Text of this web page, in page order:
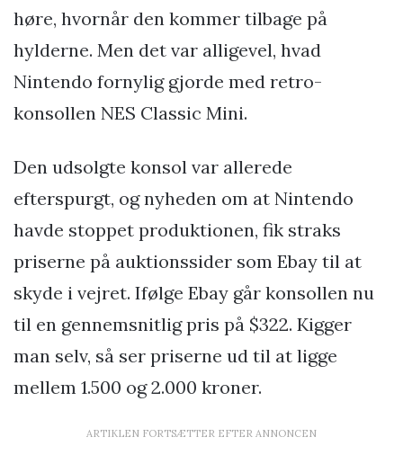
høre, hvornår den kommer tilbage på
hylderne. Men det var alligevel, hvad
Nintendo fornylig gjorde med retro-
konsollen NES Classic Mini.
Den udsolgte konsol var allerede
efterspurgt, og nyheden om at Nintendo
havde stoppet produktionen, fik straks
priserne på auktionssider som Ebay til at
skyde i vejret. Ifølge Ebay går konsollen nu
til en gennemsnitlig pris på $322. Kigger
man selv, så ser priserne ud til at ligge
mellem 1.500 og 2.000 kroner.
ARTIKLEN FORTSÆTTER EFTER ANNONCEN